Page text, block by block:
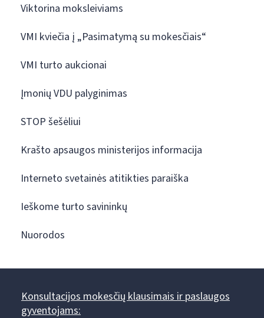
Viktorina moksleiviams
VMI kviečia į „Pasimatymą su mokesčiais“
VMI turto aukcionai
Įmonių VDU palyginimas
STOP šešėliui
Krašto apsaugos ministerijos informacija
Interneto svetainės atitikties paraiška
Ieškome turto savininkų
Nuorodos
Konsultacijos mokesčių klausimais ir paslaugos
gyventojams: